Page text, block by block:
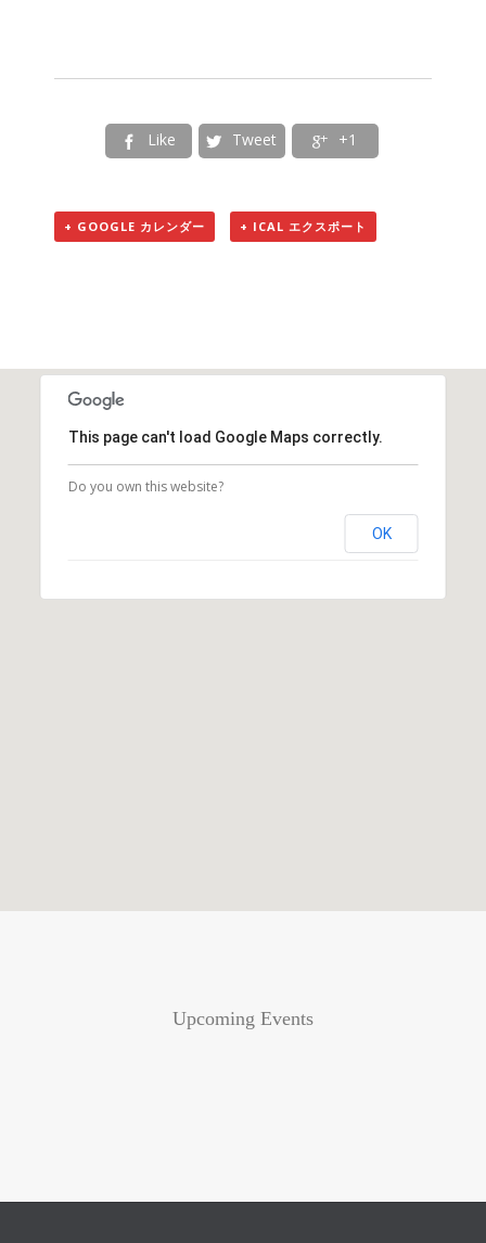
 Like  Tweet  +1
+ GOOGLE カレンダー + ICAL エクスポート
This page can't load Google Maps correctly.
Do you own this website?
OK
Upcoming Events